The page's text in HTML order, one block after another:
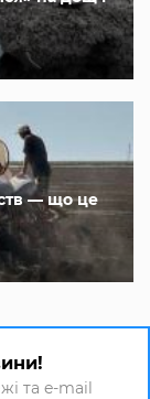
— що це
та e-mail